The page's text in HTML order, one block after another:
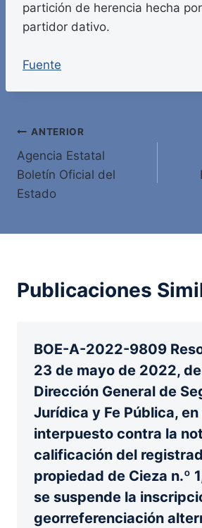
partición de herencia hecha
partidor dativo.
Fuente
Navegación
de
entradas
ANTERIOR
Agencia Estatal
Boletín Oficial del
Estado
Publicaciones
BOE-A-2022-9809
23 de mayo de 2022,
Dirección General de
Jurídica y Fe Pública,
interpuesto contra la
calificación del
propiedad de Cieza n.º
se suspende la
georreferenciación